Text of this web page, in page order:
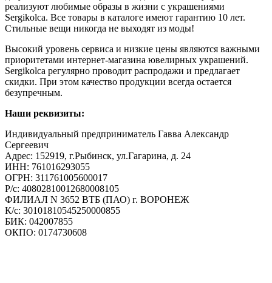
реализуют любимые образы в жизни с украшениями
Sergikolca. Все товары в каталоге имеют гарантию 10 лет.
Стильные вещи никогда не выходят из моды!
Высокий уровень сервиса и низкие цены являются важными
приоритетами интернет-магазина ювелирных украшений.
Sergikolca регулярно проводит распродажи и предлагает
скидки. При этом качество продукции всегда остается
безупречным.
Наши реквизиты:
Индивидуальный предприниматель Гавва Александр
Сергеевич
Адрес: 152919, г.Рыбинск, ул.Гагарина, д. 24
ИНН: 761016293055
ОГРН: 311761005600017
Р/с: 40802810012680008105
ФИЛИАЛ N 3652 ВТБ (ПАО) г. ВОРОНЕЖ
К/с: 30101810545250000855
БИК: 042007855
ОКПО: 0174730608